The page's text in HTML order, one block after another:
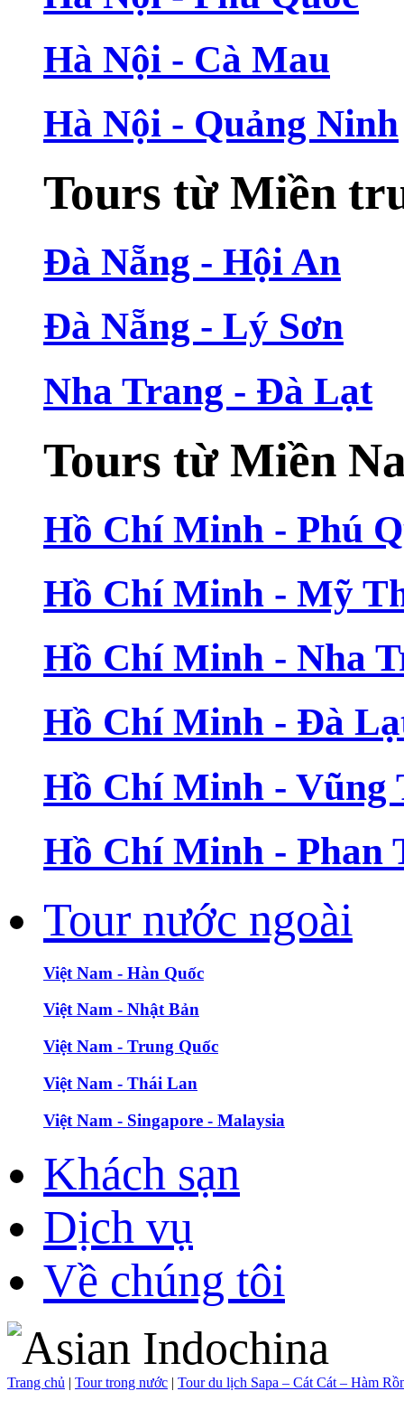
Hà Nội - Cà Mau
Hà Nội - Quảng Ninh
Tours từ Miền
Đà Nẵng - Hội An
Đà Nẵng - Lý Sơn
Nha Trang - Đà Lạt
Tours từ Miền
Hồ Chí Minh - Phú
Hồ Chí Minh - Mỹ
Hồ Chí Minh - Nha
Hồ Chí Minh - Đà
Hồ Chí Minh - Vũng
Hồ Chí Minh - Phan
Tour nước ngoài
Việt Nam - Hàn Quốc
Việt Nam - Nhật Bản
Việt Nam - Trung Quốc
Việt Nam - Thái Lan
Việt Nam - Singapore - Malaysia
Khách sạn
Dịch vụ
Về chúng tôi
Trang chủ | Tour trong nước | Tour du lịch Sapa – Cát Cát – Hàm